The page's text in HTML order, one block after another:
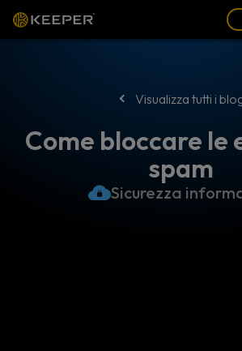
Visualizza tutti i
Come bloccare le
spam
Sicurezza